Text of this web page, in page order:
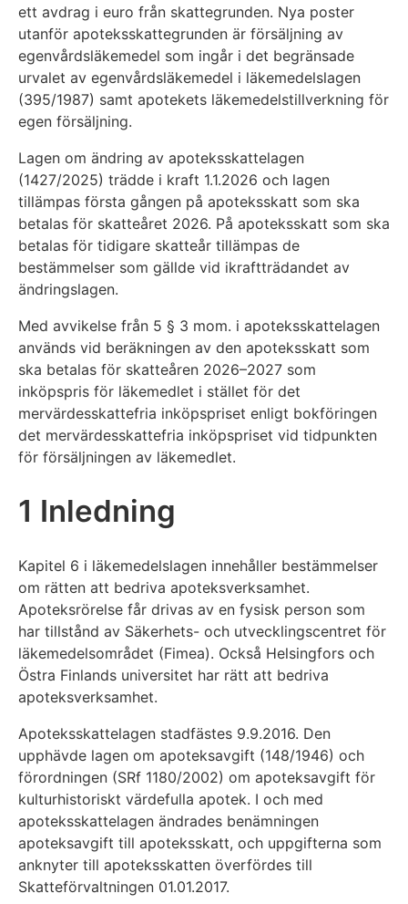
ett avdrag i euro från skattegrunden. Nya poster
utanför apoteksskattegrunden är försäljning av
egenvårdsläkemedel som ingår i det begränsade
urvalet av egenvårdsläkemedel i läkemedelslagen
(395/1987) samt apotekets läkemedelstillverkning för
egen försäljning.
Lagen om ändring av apoteksskattelagen
(1427/2025) trädde i kraft 1.1.2026 och lagen
tillämpas första gången på apoteksskatt som ska
betalas för skatteåret 2026. På apoteksskatt som ska
betalas för tidigare skatteår tillämpas de
bestämmelser som gällde vid ikraftträdandet av
ändringslagen.
Med avvikelse från 5 § 3 mom. i apoteksskattelagen
används vid beräkningen av den apoteksskatt som
ska betalas för skatteåren 2026–2027 som
inköpspris för läkemedlet i stället för det
mervärdesskattefria inköpspriset enligt bokföringen
det mervärdesskattefria inköpspriset vid tidpunkten
för försäljningen av läkemedlet.
1 Inledning
Kapitel 6 i läkemedelslagen innehåller bestämmelser
om rätten att bedriva apoteksverksamhet.
Apoteksrörelse får drivas av en fysisk person som
har tillstånd av Säkerhets- och utvecklingscentret för
läkemedelsområdet (Fimea). Också Helsingfors och
Östra Finlands universitet har rätt att bedriva
apoteksverksamhet.
Apoteksskattelagen stadfästes 9.9.2016. Den
upphävde lagen om apoteksavgift (148/1946) och
förordningen (SRf 1180/2002) om apoteksavgift för
kulturhistoriskt värdefulla apotek. I och med
apoteksskattelagen ändrades benämningen
apoteksavgift till apoteksskatt, och uppgifterna som
anknyter till apoteksskatten överfördes till
Skatteförvaltningen 01.01.2017.